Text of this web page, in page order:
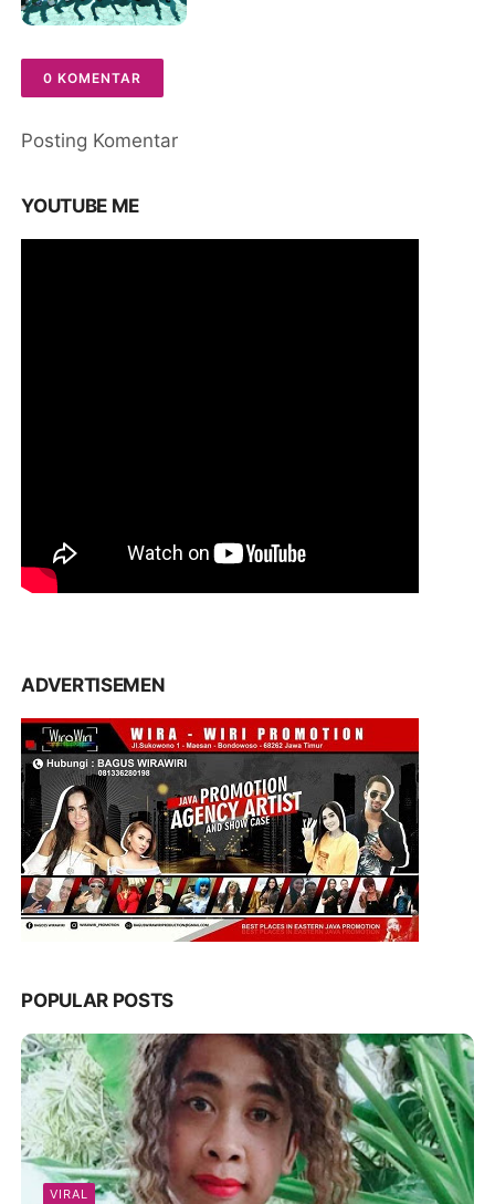
0 KOMENTAR
Posting Komentar
YOUTUBE ME
ADVERTISEMEN
POPULAR POSTS
VIRAL